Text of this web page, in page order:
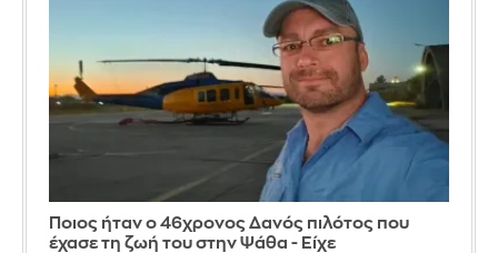
Ποιος ήταν ο 46χρονος Δανός πιλότος που
έχασε τη ζωή του στην Ψάθα - Είχε